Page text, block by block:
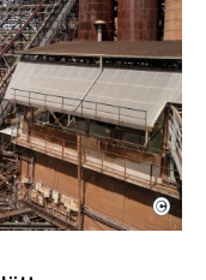
Hütte mit
Hütte | Karl
©